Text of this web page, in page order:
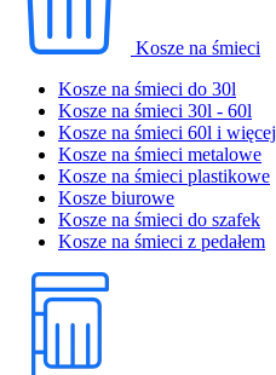
Kosze na śmieci
Kosze na śmieci do 30l
Kosze na śmieci 30l - 60l
Kosze na śmieci 60l i więcej
Kosze na śmieci metalowe
Kosze na śmieci plastikowe
Kosze biurowe
Kosze na śmieci do szafek
Kosze na śmieci z pedałem